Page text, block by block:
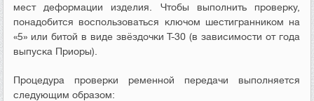
мест деформации изделия. Чтобы выполнить проверку,
понадобится воспользоваться ключом шестигранником на
«5» или битой в виде звёздочки Т-30 (в зависимости от года
выпуска Приоры).
Процедура проверки ременной передачи выполняется
следующим образом: